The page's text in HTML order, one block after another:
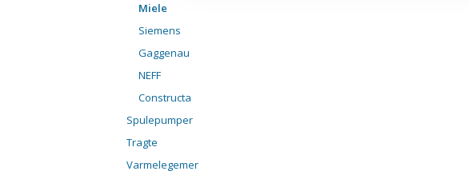
Miele
Siemens
Gaggenau
NEFF
Constructa
Spulepumper
Tragte
Varmelegemer